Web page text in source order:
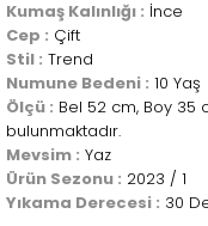
Kumaş Kalınlığı : İnce
Cep : Çift
Stil : Trend
Numune Bedeni : 10 Yaş
Ölçü : Bel 52 cm, Boy 35
bulunmaktadır.
Mevsim : Yaz
Ürün Sezonu : 2023 / 1
Yıkama Derecesi : 30